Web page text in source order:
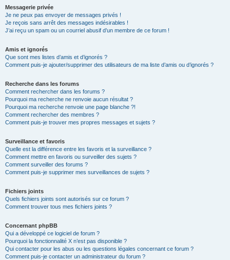
Messagerie privée
Je ne peux pas envoyer de messages privés !
Je reçois sans arrêt des messages indésirables !
J’ai reçu un spam ou un courriel abusif d’un membre de ce forum !
Amis et ignorés
Que sont mes listes d’amis et d’ignorés ?
Comment puis-je ajouter/supprimer des utilisateurs de ma liste d’amis ou d’ignorés ?
Recherche dans les forums
Comment rechercher dans les forums ?
Pourquoi ma recherche ne renvoie aucun résultat ?
Pourquoi ma recherche renvoie une page blanche ?!
Comment rechercher des membres ?
Comment puis-je trouver mes propres messages et sujets ?
Surveillance et favoris
Quelle est la différence entre les favoris et la surveillance ?
Comment mettre en favoris ou surveiller des sujets ?
Comment surveiller des forums ?
Comment puis-je supprimer mes surveillances de sujets ?
Fichiers joints
Quels fichiers joints sont autorisés sur ce forum ?
Comment trouver tous mes fichiers joints ?
Concernant phpBB
Qui a développé ce logiciel de forum ?
Pourquoi la fonctionnalité X n’est pas disponible ?
Qui contacter pour les abus ou les questions légales concernant ce forum ?
Comment puis-je contacter un administrateur du forum ?